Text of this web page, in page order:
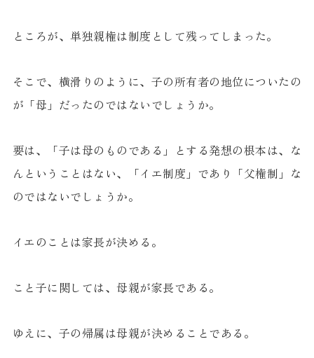
ところが、単独親権は制度として残ってしまった。
そこで、横滑りのように、子の所有者の地位についたの
が「母」だったのではないでしょうか。
要は、「子は母のものである」とする発想の根本は、な
んということはない、「イエ制度」であり「父権制」な
のではないでしょうか。
イエのことは家長が決める。
こと子に関しては、母親が家長である。
ゆえに、子の帰属は母親が決めることである。